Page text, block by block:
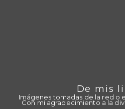
De mis
Imágenes tomadas de la red o
Con mi agradecimiento a la